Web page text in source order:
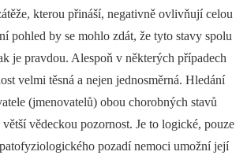
kterou přináší, negativně ovlivňují celou
pohled by se mohlo zdát, že tyto stavy spolu
je pravdou. Alespoň v některých případech
velmi těsná a nejen jednosměrná. Hledání
(jmenovatelů) obou chorobných stavů
vědeckou pozornost. Je to logické, pouze
pozadí nemoci umožní její